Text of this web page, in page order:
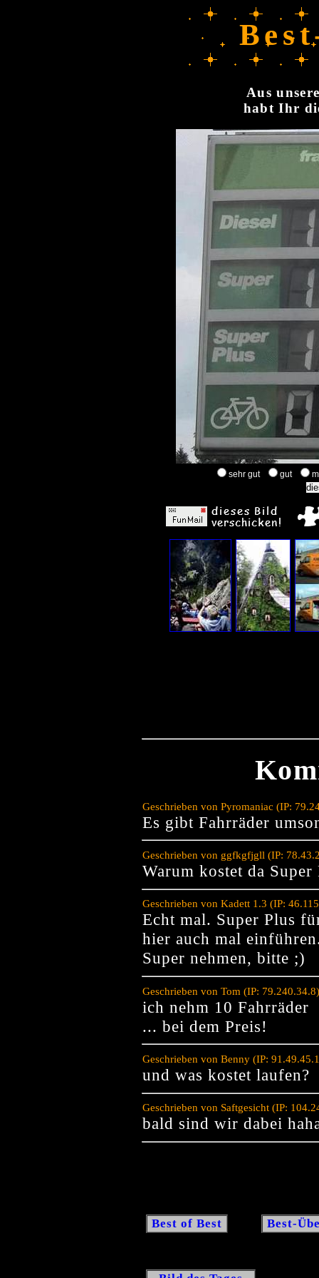
Aus
habt Ihr
sehr gut gut
Geschrieben von Pyromaniac (IP:
Es gibt Fahrräder
Geschrieben von ggfkgfjgll (IP:
Warum kostet da
Geschrieben von Kadett 1.3 (IP:
Echt mal. Super Plus
hier auch mal
Super nehmen, bitte ;)
Geschrieben von Tom (IP:
ich nehm 10 Fahrräder
... bei dem Preis!
Geschrieben von Benny (IP:
und was kostet laufen?
Geschrieben von Saftgesicht (IP:
bald sind wir dabei
Best of Best Best-